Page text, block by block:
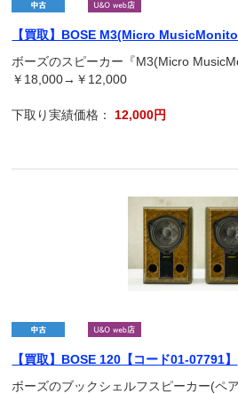
【買取】BOSE M3(Micro
ボーズのスピーカー『M3(Micro
￥18,000→￥12,000
下取り実績価格： 12,000円
【買取】BOSE 120【コード01-07791】
ボーズのブックシェルフスピーカー(ペ